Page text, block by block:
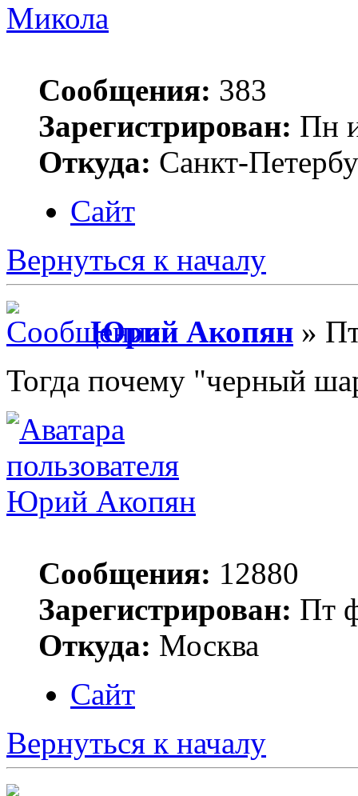
Микола
Сообщения: 383
Зарегистрирован: Пн
Откуда: Санкт-
Сайт
Вернуться к началу
Юрий Акопян »
Тогда почему "черный
Юрий Акопян
Сообщения: 12880
Зарегистрирован: Пт
Откуда: Москва
Сайт
Вернуться к началу